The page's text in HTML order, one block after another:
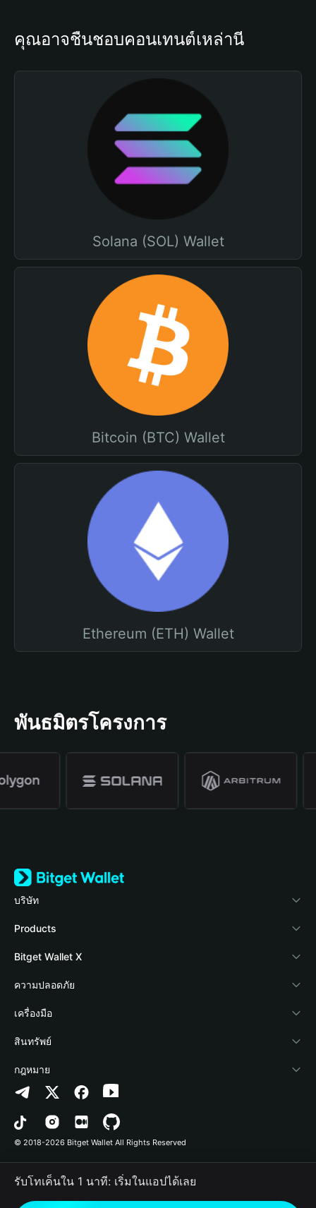
คุณอาจชื่นชอบคอนเทนต์เหล่านี้
Solana (SOL) Wallet
Bitcoin (BTC) Wallet
Ethereum (ETH) Wallet
พันธมิตรโครงการ
บริษัท
เกี่ยวกับ Bitget Wallet
Blog
Academy
ข่าวสารด้านคริปโต
ศูนย์ช่วยเหลือ
ติดต่อเรา
ทรัพยากรข้อมูลของแบรนด์
อาชีพ
Products
Crypto Card
Stablecoin Earn
Payfi Crypto
Crypto Swap API
Altcoin Season Index
Prediction Markets
DApp
RWA
Bitget Wallet X
นักพัฒนา
เชื่อมต่อ Wallet
Bitget Wallet Pay
ลิสต์โปรเจกต์
ความปลอดภัย
Protection Fund
เทคโนโลยีความปลอดภัย
เครื่องมือ
ซื้อคริปโต
การตรวจจับการอนุญาต
การตรวจจับสัญญา
การโอนเป็นชุด
สินทรัพย์
Arbitrum
Avalanche
Bitcoin
Polygon
กฎหมาย
นโยบายความเป็นส่วนตัว
ข้อตกลงในการใช้บริการ
© 2018-2026 Bitget Wallet All Rights Reserved
รับโทเค็นใน 1 นาที: เริ่มในแอปได้เลย